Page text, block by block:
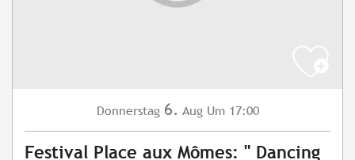
Donnerstag 6. Aug Um 17:00
Festival Place aux Mômes: " Dancing